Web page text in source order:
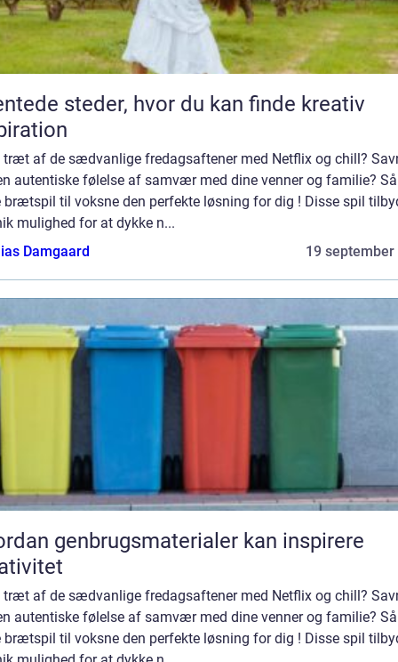
steder, hvor du kan finde kreativ
træt af de sædvanlige fredagsaftener med Netflix og chill?
autentiske følelse af samvær med dine venner og familie?
brætspil til voksne den perfekte løsning for dig ! Disse spil
mulighed for at dykke n...
Damgaard
19 september
genbrugsmaterialer kan inspirere
træt af de sædvanlige fredagsaftener med Netflix og chill?
autentiske følelse af samvær med dine venner og familie?
brætspil til voksne den perfekte løsning for dig ! Disse spil